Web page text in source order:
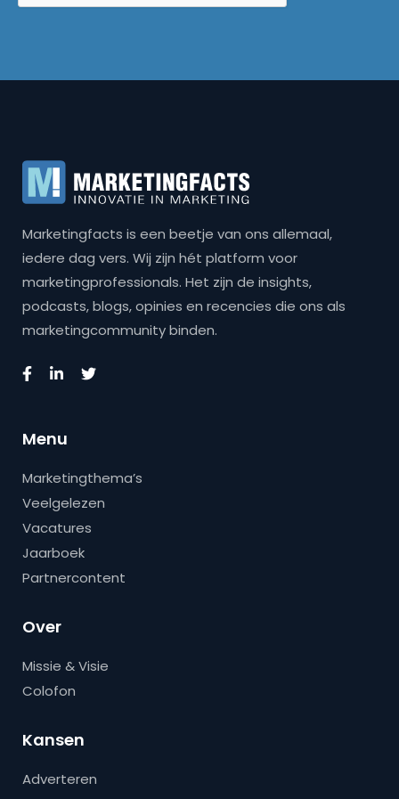
Marketingfacts is een beetje van ons allemaal,
iedere dag vers. Wij zijn hét platform voor
marketingprofessionals. Het zijn de insights,
podcasts, blogs, opinies en recencies die ons als
marketingcommunity binden.
Menu
Marketingthema’s
Veelgelezen
Vacatures
Jaarboek
Partnercontent
Over
Missie & Visie
Colofon
Kansen
Adverteren